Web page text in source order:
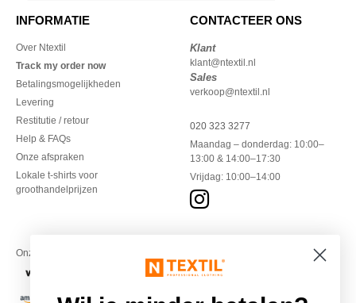
INFORMATIE
Over Ntextil
Track my order now
Betalingsmogelijkheden
Levering
Restitutie / retour
Help & FAQs
Onze afspraken
Lokale t-shirts voor
groothandelprijzen
CONTACTEER ONS
Klant
klant@ntextil.nl
Sales
verkoop@ntextil.nl
020 323 3277
Maandag – donderdag: 10:00–
13:00 & 14:00–17:30
Vrijdag: 10:00–14:00
Onze financiële partners